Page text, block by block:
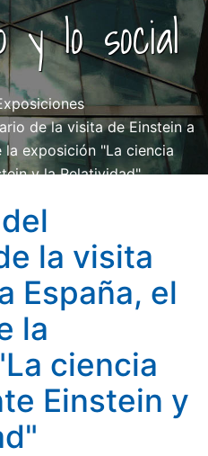
y lo social
de la visita de Einstein a
la exposición "La ciencia
y la Relatividad"
la visita
España, el
la
ciencia
Einstein y